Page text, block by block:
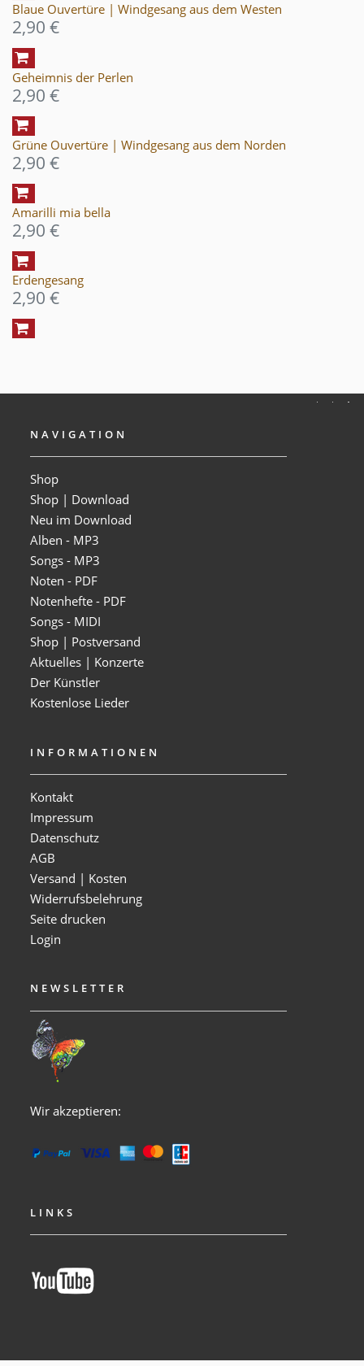
Blaue Ouvertüre | Windgesang aus dem Westen
2,90 €
Geheimnis der Perlen
2,90 €
Grüne Ouvertüre | Windgesang aus dem Norden
2,90 €
Amarilli mia bella
2,90 €
Erdengesang
2,90 €
NAVIGATION
Shop
Shop | Download
Neu im Download
Alben - MP3
Songs - MP3
Noten - PDF
Notenhefte - PDF
Songs - MIDI
Shop | Postversand
Aktuelles | Konzerte
Der Künstler
Kostenlose Lieder
INFORMATIONEN
Kontakt
Impressum
Datenschutz
AGB
Versand | Kosten
Widerrufsbelehrung
Seite drucken
Login
NEWSLETTER
Wir akzeptieren:
LINKS